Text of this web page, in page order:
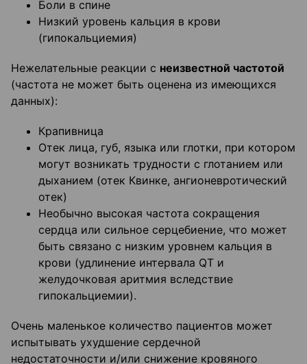
Боли в спине
Низкий уровень кальция в крови
(гипокальциемия)
Нежелательные реакции с неизвестной частотой
(частота не может быть оценена из имеющихся
данных):
Крапивница
Отек лица, губ, языка или глотки, при котором
могут возникать трудности с глотанием или
дыханием (отек Квинке, ангионевротический
отек)
Необычно высокая частота сокращения
сердца или сильное серцебиение, что может
быть связано с низким уровнем кальция в
крови (удлинение интервала QT и
желудочковая аритмия вследствие
гипокальциемии).
Очень маленькое количество пациентов может
испытывать ухудшение сердечной
недостаточности и/или снижение кровяного